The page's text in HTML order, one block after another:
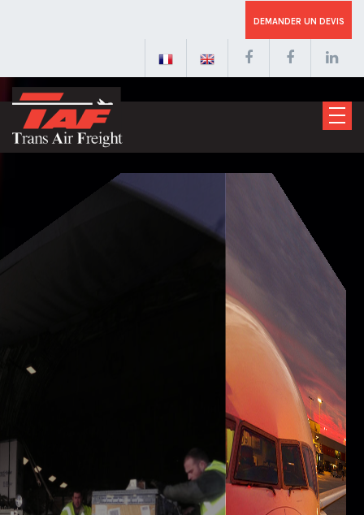
DEMANDER UN DEVIS